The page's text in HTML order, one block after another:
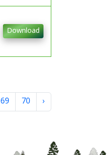
Download
69 70 ›